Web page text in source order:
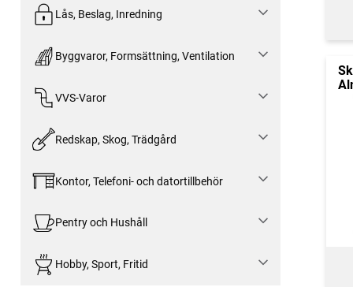
Lås, Beslag, Inredning
Byggvaror, Formsättning, Ventilation
VVS-Varor
Redskap, Skog, Trädgård
Kontor, Telefoni- och datortillbehör
Pentry och Hushåll
Hobby, Sport, Fritid